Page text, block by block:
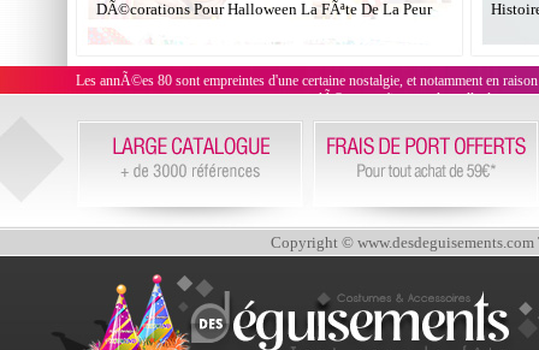
DÃ©corations Pour Halloween La FÃªte De La Peur
Les annÃ©es 80 sont empreintes d'une certaine nostalgie, et notamment en
complÃ©teront n'importe laquelle des
Copyright © www.desdeguisements.com